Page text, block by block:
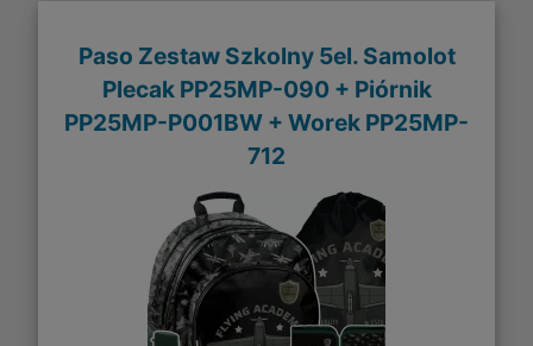
Paso Zestaw Szkolny 5el. Samolot
Plecak PP25MP-090 + Piórnik
PP25MP-P001BW + Worek PP25MP-
712